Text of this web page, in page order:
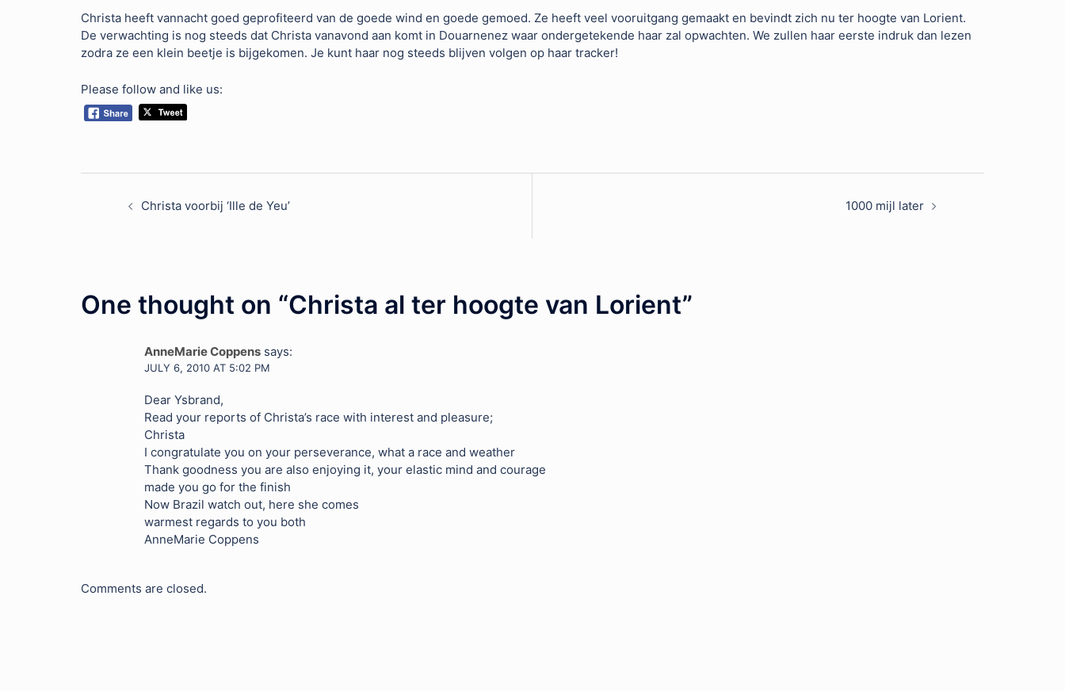
Christa heeft vannacht goed geprofiteerd van de goede wind en goede gemoed. Ze heeft veel vooruitgang gemaakt en bevindt zich nu ter hoogte van Lorient.
De verwachting is nog steeds dat Christa vanavond aan komt in Douarnenez waar ondergetekende haar zal opwachten. We zullen haar eerste indruk dan lezen
zodra ze een klein beetje is bijgekomen. Je kunt haar nog steeds blijven volgen op haar tracker!
Please follow and like us:
PostChrista voorbij ‘Ille de Yeu’ 1000 mijl later
One thought on “Christa al ter hoogte van Lorient”
AnneMarie Coppens says:
JULY 6, 2010 AT 5:02 PM
Dear Ysbrand,
Read your reports of Christa’s race with interest and pleasure;
Christa
I congratulate you on your perseverance, what a race and weather
Thank goodness you are also enjoying it, your elastic mind and courage
made you go for the finish
Now Brazil watch out, here she comes
warmest regards to you both
AnneMarie Coppens
Comments are closed.